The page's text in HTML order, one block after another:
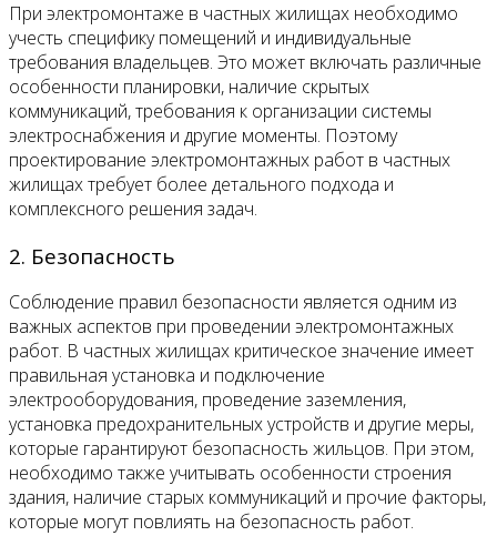
При электромонтаже в частных жилищах необходимо
учесть специфику помещений и индивидуальные
требования владельцев. Это может включать различные
особенности планировки, наличие скрытых
коммуникаций, требования к организации системы
электроснабжения и другие моменты. Поэтому
проектирование электромонтажных работ в частных
жилищах требует более детального подхода и
комплексного решения задач.
2. Безопасность
Соблюдение правил безопасности является одним из
важных аспектов при проведении электромонтажных
работ. В частных жилищах критическое значение имеет
правильная установка и подключение
электрооборудования, проведение заземления,
установка предохранительных устройств и другие меры,
которые гарантируют безопасность жильцов. При этом,
необходимо также учитывать особенности строения
здания, наличие старых коммуникаций и прочие факторы,
которые могут повлиять на безопасность работ.